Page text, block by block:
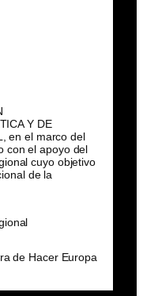
Y DE
en el marco del
con el apoyo del
cuyo objetivo
de la
de Hacer Europa